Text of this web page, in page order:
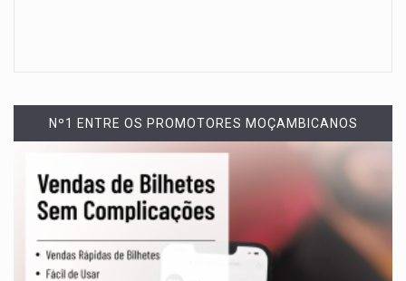
Nº1 ENTRE OS PROMOTORES MOÇAMBICANOS